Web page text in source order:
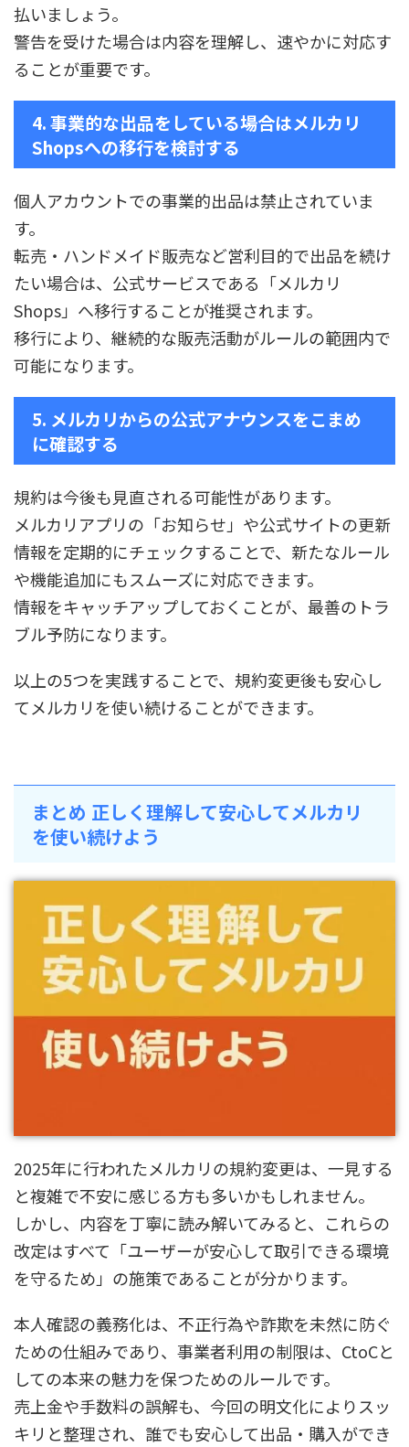
払いましょう。
警告を受けた場合は内容を理解し、速やかに対応す
ることが重要です。
4. 事業的な出品をしている場合はメルカリ
Shopsへの移行を検討する
個人アカウントでの事業的出品は禁止されていま
す。
転売・ハンドメイド販売など営利目的で出品を続け
たい場合は、公式サービスである「メルカリ
Shops」へ移行することが推奨されます。
移行により、継続的な販売活動がルールの範囲内で
可能になります。
5. メルカリからの公式アナウンスをこまめ
に確認する
規約は今後も見直される可能性があります。
メルカリアプリの「お知らせ」や公式サイトの更新
情報を定期的にチェックすることで、新たなルール
や機能追加にもスムーズに対応できます。
情報をキャッチアップしておくことが、最善のトラ
ブル予防になります。
以上の5つを実践することで、規約変更後も安心し
てメルカリを使い続けることができます。
まとめ 正しく理解して安心してメルカリ
を使い続けよう
2025年に行われたメルカリの規約変更は、一見する
と複雑で不安に感じる方も多いかもしれません。
しかし、内容を丁寧に読み解いてみると、これらの
改定はすべて「ユーザーが安心して取引できる環境
を守るため」の施策であることが分かります。
本人確認の義務化は、不正行為や詐欺を未然に防ぐ
ための仕組みであり、事業者利用の制限は、CtoCと
しての本来の魅力を保つためのルールです。
売上金や手数料の誤解も、今回の明文化によりスッ
キリと整理され、誰でも安心して出品・購入ができ